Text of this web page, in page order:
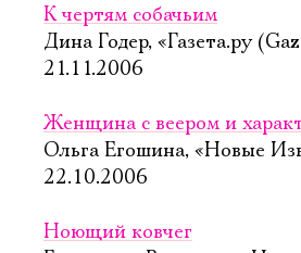
К чертям собачьим
Дина Годер, «Газета.ру
21.11.2006
Женщина с веером и
Ольга Егошина, «Новые
22.10.2006
Ноющий ковчег